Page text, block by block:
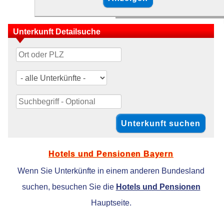
Unterkunft Detailsuche
Hotels und Pensionen Bayern
Wenn Sie Unterkünfte in einem anderen Bundesland
suchen, besuchen Sie die Hotels und Pensionen
Hauptseite.